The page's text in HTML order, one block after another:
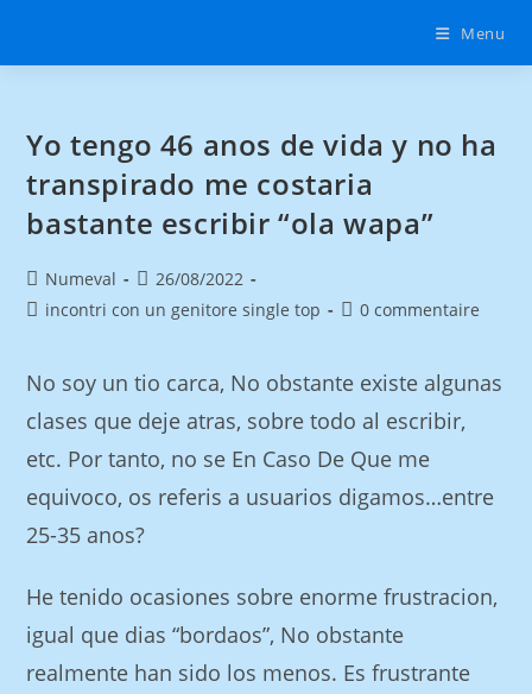
Menu
Yo tengo 46 anos de vida y no ha
transpirado me costaria
bastante escribir “ola wapa”
Numeval
26/08/2022
incontri con un genitore single top
0 commentaire
No soy un tio carca, No obstante existe algunas
clases que deje atras, sobre todo al escribir,
etc. Por tanto, no se En Caso De Que me
equivoco, os referis a usuarios digamos…entre
25-35 anos?
He tenido ocasiones sobre enorme frustracion,
igual que dias “bordaos”, No obstante
realmente han sido los menos. Es frustrante